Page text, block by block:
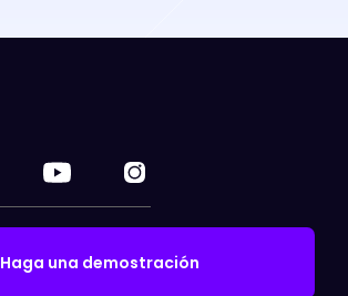
Haga una demostración